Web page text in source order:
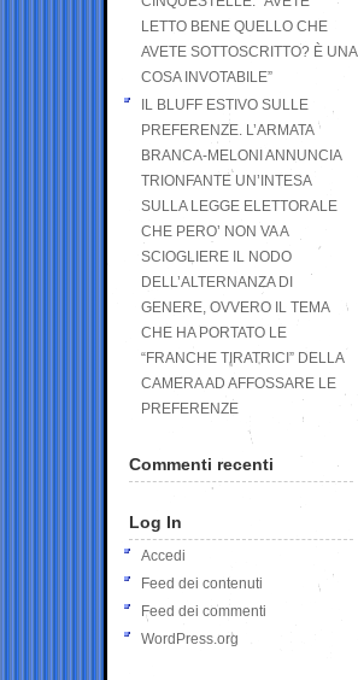
LETTO BENE QUELLO CHE
AVETE SOTTOSCRITTO? È UNA
COSA INVOTABILE”
IL BLUFF ESTIVO SULLE
PREFERENZE. L’ARMATA
BRANCA-MELONI ANNUNCIA
TRIONFANTE UN’INTESA
SULLA LEGGE ELETTORALE
CHE PERO’ NON VA A
SCIOGLIERE IL NODO
DELL’ALTERNANZA DI
GENERE, OVVERO IL TEMA
CHE HA PORTATO LE
“FRANCHE TIRATRICI” DELLA
CAMERA AD AFFOSSARE LE
PREFERENZE
Commenti recenti
Log In
Accedi
Feed dei contenuti
Feed dei commenti
WordPress.org